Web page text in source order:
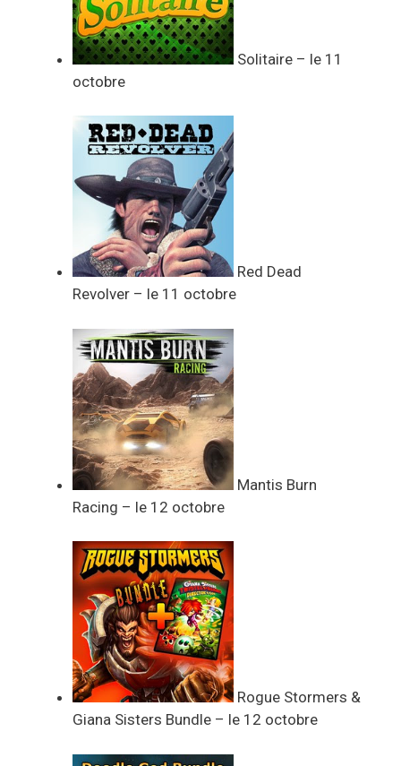
Solitaire – le 11
octobre
Red Dead
Revolver – le 11 octobre
Mantis Burn
Racing – le 12 octobre
Rogue Stormers &
Giana Sisters Bundle – le 12 octobre